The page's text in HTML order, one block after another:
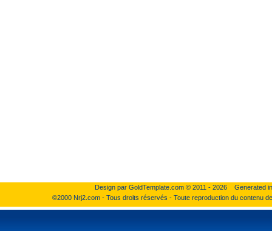
Design par GoldTemplate.com © 2011 - 2026 Generated
©2000 Nrj2.com - Tous droits réservés - Toute reproduction du contenu